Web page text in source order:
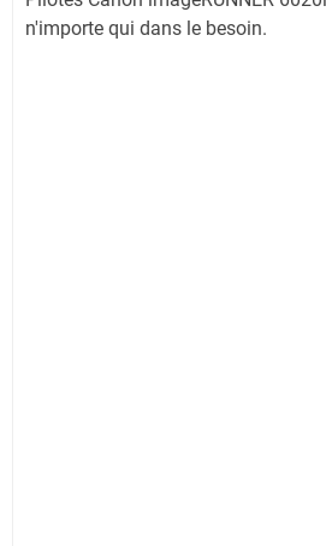
n'importe qui dans le besoin.